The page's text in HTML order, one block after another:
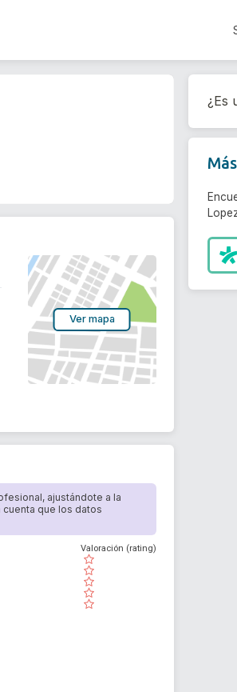
Ver mapa
ajustándote a la
cuenta que los datos
( )
( )
( )
( )
( )
Valoración (rating)
¿Es